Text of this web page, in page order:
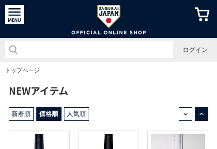
侍ジャパ
ログイン
トップページ
NEWアイテム
新着順 価格順 人気順